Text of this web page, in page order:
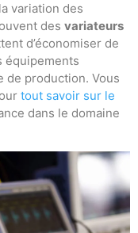
variation des
des variateurs
d’économiser de
équipements
de production. Vous
tout savoir sur le
dans le domaine